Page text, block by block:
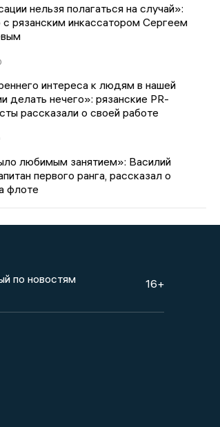
нельзя полагаться на случай»:
с рязанским инкассатором Сергеем
интереса к людям в нашей
делать нечего»: рязанские PR-
рассказали о своей работе
любимым занятием»: Василий
первого ранга, рассказал о
флоте
по новостям 16+